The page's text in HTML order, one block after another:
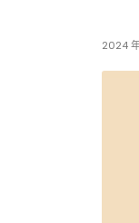
2024